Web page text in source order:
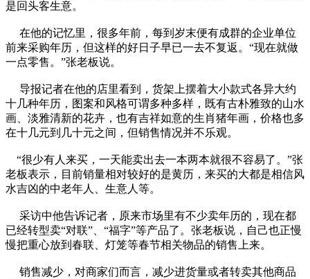
是回头客生意。
在他的记忆里，很多年前，每到岁末便有成群的企业单位
前来采购年历，但这样的好日子早已一去不复返。“现在就做
一点零售。”张老板说。
导报记者在他的店里看到，货架上摆着大小款式各异大约
十几种年历，图案和风格可谓多种多样，既有古朴雅致的山水
画、淡雅清新的花卉，也有吉祥如意的生肖猪年画，价格也多
在十几元到几十元之间，但销售情况并不乐观。
“很少有人来买，一天能卖出去一本两本就很不容易了。”张
老板表示，目前销量相对较好的是黄历，来买的大都是相信风
水吉凶的中老年人、生意人等。
采访中他告诉记者，原来市场里有不少卖年历的，现在都
已经转型卖“对联”、“福字”等产品了。张老板说，自己也正慢
慢把重心放到春联、灯笼等春节相关物品的销售上来。
销售减少，对商家们而言，减少进货量或者转卖其他商品